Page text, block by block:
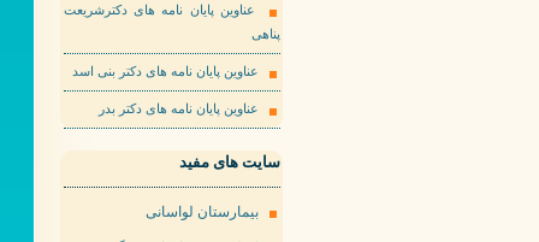
عناوین پایان نامه های دکترشریعت
پناهی
عناوین پایان نامه های دکتر بنی اسد
عناوین پایان نامه های دکتر بدر
سایت های مفید
بیمارستان لواسانی